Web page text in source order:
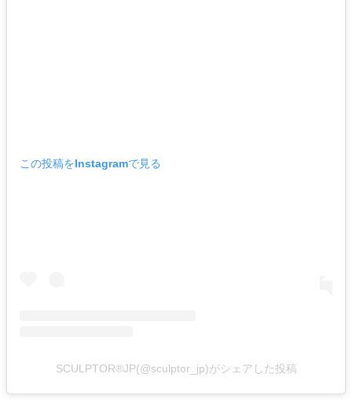
この投稿をInstagramで見る
SCULPTOR®︎JP(@sculptor_jp)がシェアした投稿